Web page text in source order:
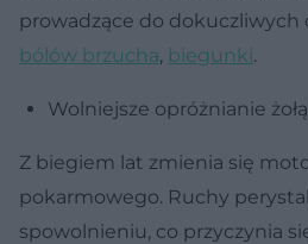
prowadzące do dokuczliwych
bólów brzucha, biegunki.
Wolniejsze opróżnianie
Z biegiem lat zmienia się
pokarmowego. Ruchy
spowolnieniu, co przyczynia